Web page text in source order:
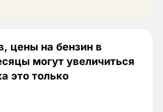
цены на бензин в
могут увеличиться
это только